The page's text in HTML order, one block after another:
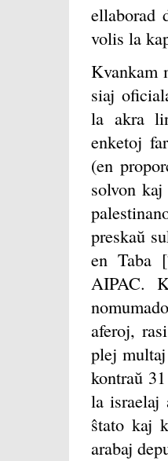
ellaborad
volis la
Kvankam
siaj
la akra
enketoj
(en
solvon
preskaŭ
en Taba
AIPAC.
aferoj,
plej
kontraŭ
la israelaj
ŝtato kaj
arabaj